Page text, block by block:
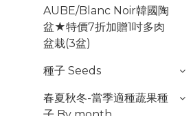
AUBE/Blanc Noir韓國陶
盆★特價7折加贈1吋多肉
盆栽(3盆)
種子 Seeds
春夏秋冬-當季適種蔬果種